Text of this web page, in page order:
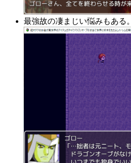
最強故の凄まじい悩みもある。